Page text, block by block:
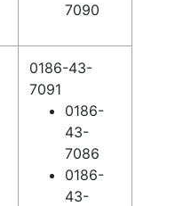
7090
0186-43-
7091
0186-
43-
7086
0186-
43-